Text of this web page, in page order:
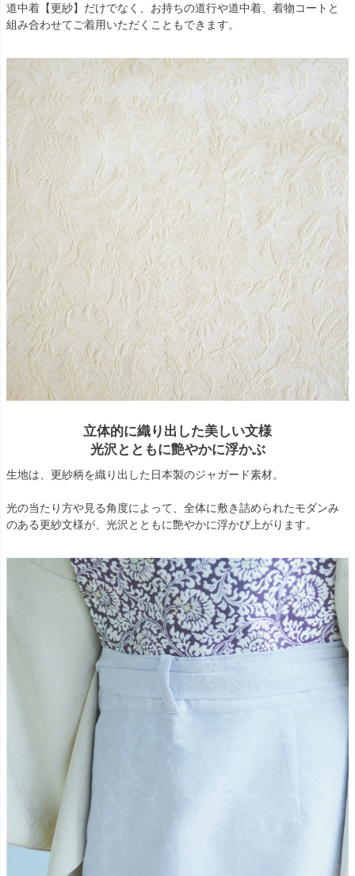
道中着【更紗】だけでなく、お持ちの道行や道中着、着物コートと
組み合わせてご着用いただくこともできます。
立体的に織り出した美しい文様
光沢とともに艶やかに浮かぶ
生地は、更紗柄を織り出した日本製のジャガード素材。
光の当たり方や見る角度によって、全体に敷き詰められたモダンみ
のある更紗文様が、光沢とともに艶やかに浮かび上がります。